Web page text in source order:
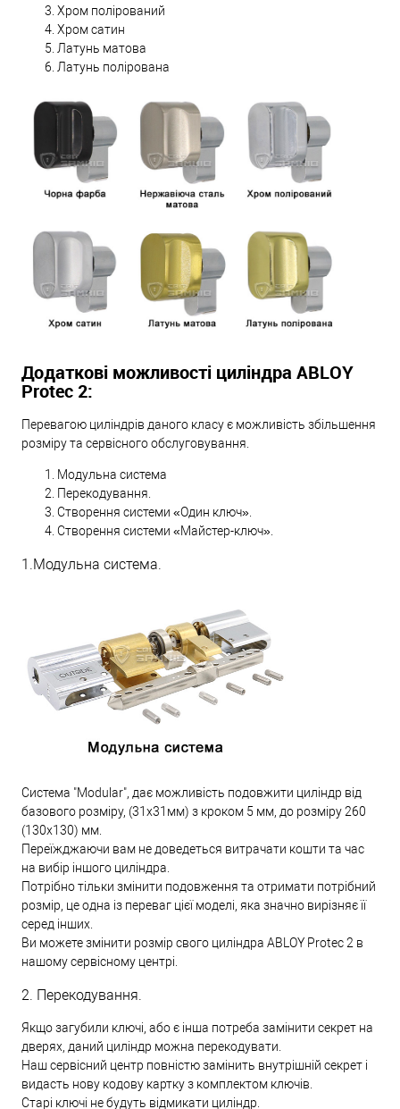
Хром полірований
Хром сатин
Латунь матова
Латунь полірована
Додаткові можливості циліндра ABLOY
Protec 2:
Перевагою циліндрів даного класу є можливість збільшення
розміру та сервісного обслуговування.
Модульна система
Перекодування.
Створення системи «Один ключ».
Створення системи «Майстер-ключ».
1.Модульна система.
Система "Modular", дає можливість подовжити циліндр від
базового розміру, (31х31мм) з кроком 5 мм, до розміру 260
(130х130) мм.
Переїжджаючи вам не доведеться витрачати кошти та час
на вибір іншого циліндра.
Потрібно тільки змінити подовження та отримати потрібний
розмір, це одна із переваг цієї моделі, яка значно вирізняє її
серед інших.
Ви можете змінити розмір свого циліндра ABLOY Protec 2 в
нашому сервісному центрі.
2. Перекодування.
Якщо загубили ключі, або є інша потреба замінити секрет на
дверях, даний циліндр можна перекодувати.
Наш сервісний центр повністю замінить внутрішній секрет і
видасть нову кодову картку з комплектом ключів.
Старі ключі не будуть відмикати циліндр.